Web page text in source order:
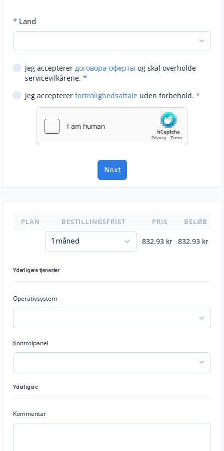
* Land
Jeg accepterer договора-оферты og skal overholde
servicevilkårene. *
Jeg accepterer fortrolighedsaftale uden forbehold. *
PLAN BESTILLINGSFRIST PRIS BELØB
832.93kr 832.93kr
Yderligere tjenester
Operativsystem
Kontrolpanel
Yderligere
Kommentar